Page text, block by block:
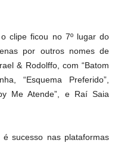
clipe ficou no 7º lugar do
por outros nomes de
& Rodolffo, com “Batom
“Esquema Preferido”,
Me Atende”, e Raí Saia
é sucesso nas plataformas